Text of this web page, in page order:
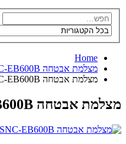
Home
מצלמת אבטחה SONY SNC-EB600B
מצלמת אבטחה SONY SNC-EB600B
מצלמת אבטחה SONY SNC-EB600B